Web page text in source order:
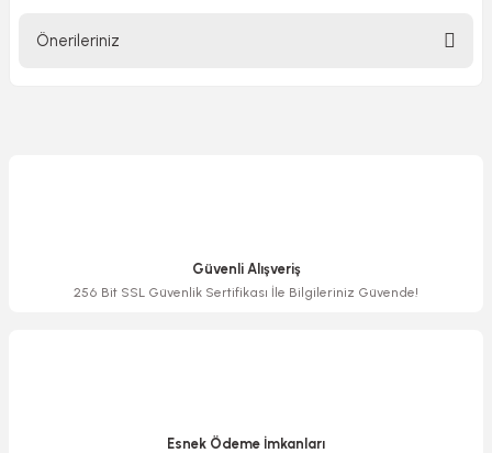
Önerileriniz
Ürün bilgilerinde hatalar bulunuyor.
Güvenli Alışveriş
256 Bit SSL Güvenlik Sertifikası İle Bilgileriniz Güvende!
Esnek Ödeme İmkanları